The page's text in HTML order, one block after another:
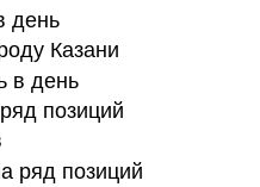
день
Казани
позиций